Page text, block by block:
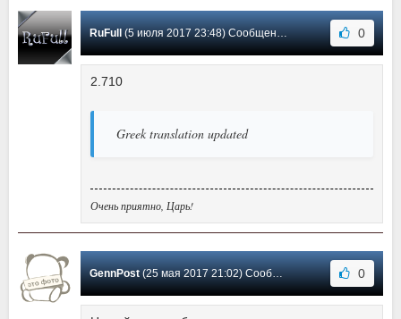
RuFull(5 июля 2017 23:48) Сообщение #28 0
2.710
Greek translation updated
Очень приятно, Царь!
GennPost(25 мая 2017 21:02) Сообщение #27 0